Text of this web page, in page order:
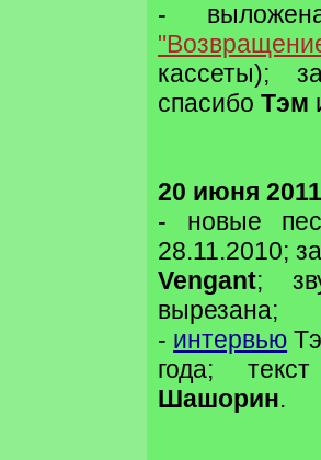
-
кассеты);
спасибо Тэм
20 июня 2011
- новые
28.11.2010;
Vengant;
вырезана;
- интервью
года;
Шашорин.